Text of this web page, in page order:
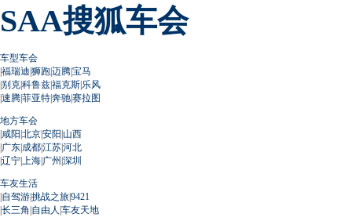
SAA搜狐车会
车型车会
|福瑞迪|狮跑|迈腾|宝马
|别克|科鲁兹|福克斯|乐风
|速腾|菲亚特|奔驰|赛拉图
地方车会
|咸阳|北京|安阳|山西
|广东|成都|江苏|河北
|辽宁| 上海|广州 |深圳
车友生活
|自驾游|挑战之旅|9421
|长三角 |自由人 |车友天地